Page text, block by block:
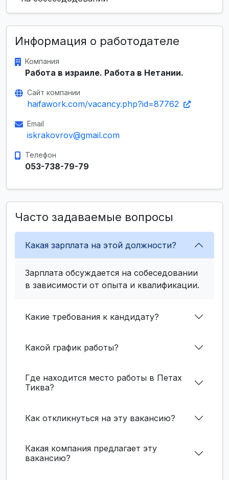
Информация о работодателе
Компания
Работа в израиле. Работа в Нетании.
Сайт компании
haifawork.com/vacancy.php?id=87762
Email
iskrakovrov@gmail.com
Телефон
053-738-79-79
Часто задаваемые вопросы
Какая зарплата на этой должности?
Зарплата обсуждается на собеседовании
в зависимости от опыта и квалификации.
Какие требования к кандидату?
Какой график работы?
Где находится место работы в Петах
Тиква?
Как откликнуться на эту вакансию?
Какая компания предлагает эту
вакансию?